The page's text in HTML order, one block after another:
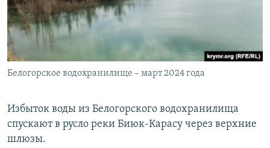
Белогорское водохранилище – март 2024 года
Избыток воды из Белогорского водохранилища
спускают в русло реки Биюк-Карасу через верхние
шлюзы.